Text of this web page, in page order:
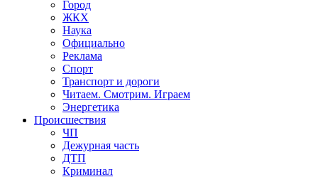
Город
ЖКХ
Наука
Официально
Реклама
Спорт
Транспорт и дороги
Читаем. Смотрим. Играем
Энергетика
Происшествия
ЧП
Дежурная часть
ДТП
Криминал